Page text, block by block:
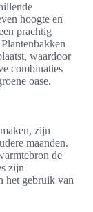
hoogte en
prachtig
waardoor
combinaties
oase.
zijn
maanden.
de
zijn
het gebruik van